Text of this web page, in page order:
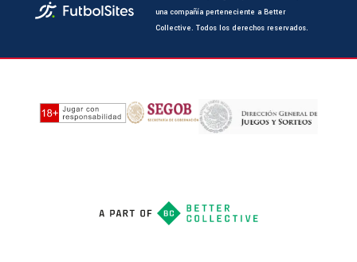
una compañía perteneciente a Better
Collective. Todos los derechos reservados.